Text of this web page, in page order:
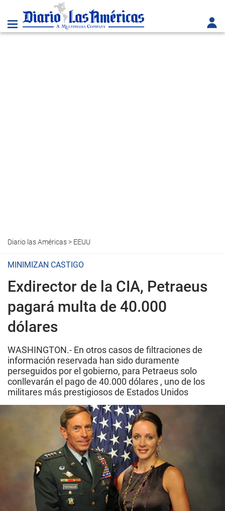
Diario las Américas> EEUU
MINIMIZAN CASTIGO
Exdirector de la CIA, Petraeus
pagará multa de 40.000
dólares
WASHINGTON.- En otros casos de filtraciones de
información reservada han sido duramente
perseguidos por el gobierno, para Petraeus solo
conllevarán el pago de 40.000 dólares , uno de los
militares más prestigiosos de Estados Unidos